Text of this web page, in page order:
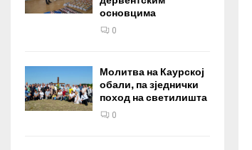
основцима
0
Молитва на Каурској
обали, па зједнички
поход на светилишта
0